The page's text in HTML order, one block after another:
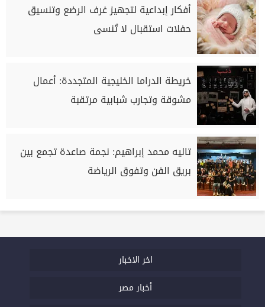
أفكار إبداعية لتجهيز غرف الرضع وتنسيق
حفلات استقبال لا تُنسى
خريطة الدراما الخليجية المتجددة: أعمال
مشوقة وتجارب شبابية مرتقبة
تاليه محمد إبراهيم: نجمة صاعدة تجمع بين
بريق الفن وتفوق الرياضة
اخر الاخبار
أخبار مصر